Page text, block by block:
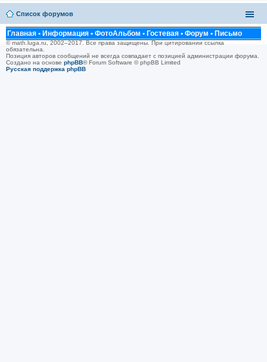
Список форумов
Главная • Информация • ФотоАльбом • Гостевая • Форум • Письмо
© math.luga.ru, 2002–2017. Все права защищены. При цитировании ссылка
обязательна.
Позиция авторов сообщений не всегда совпадает с позицией администрации форума.
Создано на основе phpBB® Forum Software © phpBB Limited
Русская поддержка phpBB